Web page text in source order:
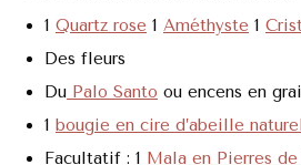
1 Quartz rose 1 Améthyste 1
Des fleurs
Du Palo Santo ou encens en
1 bougie en cire d’abeille
Facultatif : 1 Mala en Pierres de